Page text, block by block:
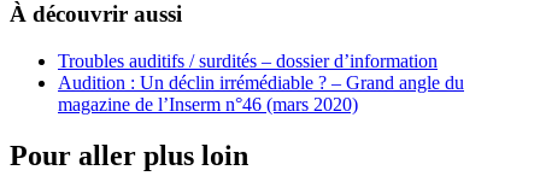
À découvrir aussi
Troubles auditifs / surdités – dossier d’information
Audition : Un déclin irrémédiable ? – Grand angle du
magazine de l’Inserm n°46 (mars 2020)
Pour aller plus loin